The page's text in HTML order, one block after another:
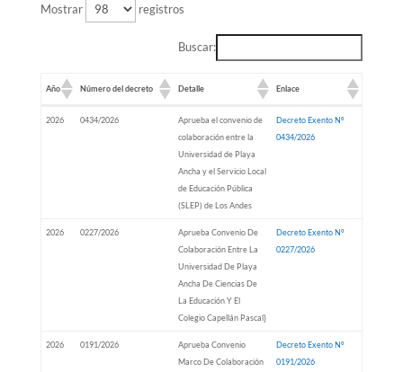
Mostrar
registros
Buscar:
Año Número del decreto Detalle Enlace
Año Número del decreto Detalle Enlace
2026 0434/2026
Aprueba el convenio de
colaboración entre la
Universidad de Playa
Ancha y el Servicio Local
de Educación Pública
(SLEP) de Los Andes
Decreto Exento Nº
0434/2026
2026 0227/2026
Aprueba Convenio De
Colaboración Entre La
Universidad De Playa
Ancha De Ciencias De
La Educación Y El
Colegio Capellán Pascal}
Decreto Exento Nº
0227/2026
2026 0191/2026
Aprueba Convenio
Marco De Colaboración
Decreto Exento Nº
0191/2026